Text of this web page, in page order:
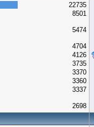
22735
8501
5474
4704
4126
3735
3370
3360
3337
2698